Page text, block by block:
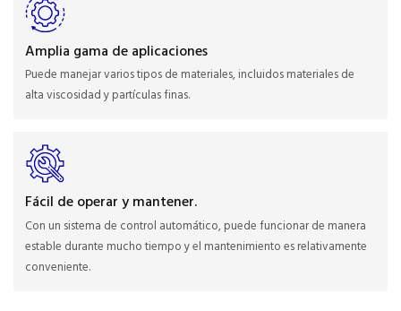
Amplia gama de aplicaciones
Puede manejar varios tipos de materiales, incluidos materiales de
alta viscosidad y partículas finas.
Fácil de operar y mantener.
Con un sistema de control automático, puede funcionar de manera
estable durante mucho tiempo y el mantenimiento es relativamente
conveniente.